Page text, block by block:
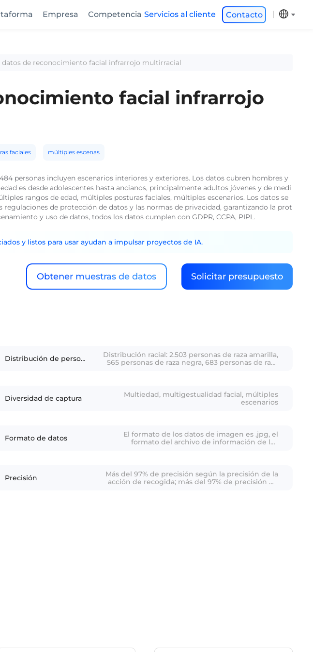
Empresa Competencia Servicios al cliente Contacto
datos de reconocimiento facial infrarrojo multirracial
facial infrarrojo
faciales múltiples escenas
personas incluyen escenarios interiores y exteriores. Los datos cubren hombres y
es desde adolescentes hasta ancianos, principalmente adultos jóvenes y de medi
rangos de edad, múltiples posturas faciales, múltiples escenarios. Los datos se
de protección de datos y las normas de privacidad, garantizando la prot
y uso de datos, todos los datos cumplen con GDPR, CCPA, PIPL.
y listos para usar ayudan a impulsar proyectos de IA.
Obtener muestras de datos Solicitar presupuesto
Distribución de personal
Distribución racial: 2.503 personas de raza amarilla,
565 personas de raza negra, 683 personas de raza
jóvenes y mediana edad)
Diversidad de captura
Multiedad, multigestualidad facial, múltiples
escenarios
Formato de datos
El formato de los datos de imagen es .jpg, el
formato del archivo de información de los
Precisión
Más del 97% de precisión según la precisión de la
acción de recogida; más del 97% de precisión de